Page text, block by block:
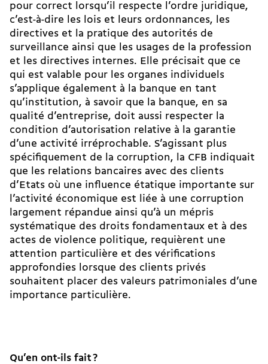
pour correct lorsqu’il respecte l’ordre juridique,
c’est-à-dire les lois et leurs ordonnances, les
directives et la pratique des autorités de
surveillance ainsi que les usages de la profession
et les directives internes. Elle précisait que ce
qui est valable pour les organes individuels
s’applique également à la banque en tant
qu’institution, à savoir que la banque, en sa
qualité d’entreprise, doit aussi respecter la
condition d’autorisation relative à la garantie
d’une activité irréprochable. S’agissant plus
spécifiquement de la corruption, la CFB indiquait
que les relations bancaires avec des clients
d’Etats où une influence étatique importante sur
l’activité économique est liée à une corruption
largement répandue ainsi qu’à un mépris
systématique des droits fondamentaux et à des
actes de violence politique, requièrent une
attention particulière et des vérifications
approfondies lorsque des clients privés
souhaitent placer des valeurs patrimoniales d’une
importance particulière.
Qu’en ont-ils fait ?